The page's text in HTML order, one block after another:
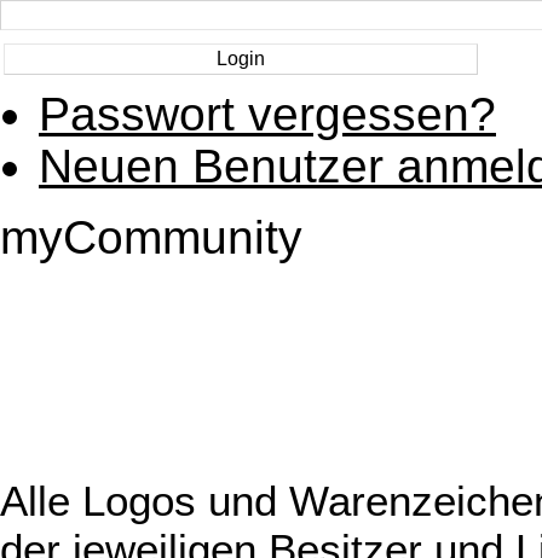
Passwort vergessen?
Neuen Benutzer
myCommunity
Alle Logos und